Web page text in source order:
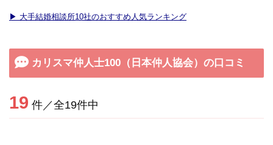
▶︎ 大手結婚相談所10社のおすすめ人気ランキング
カリスマ仲人士100（日本仲人協会）の口コミ
19 件／全19件中